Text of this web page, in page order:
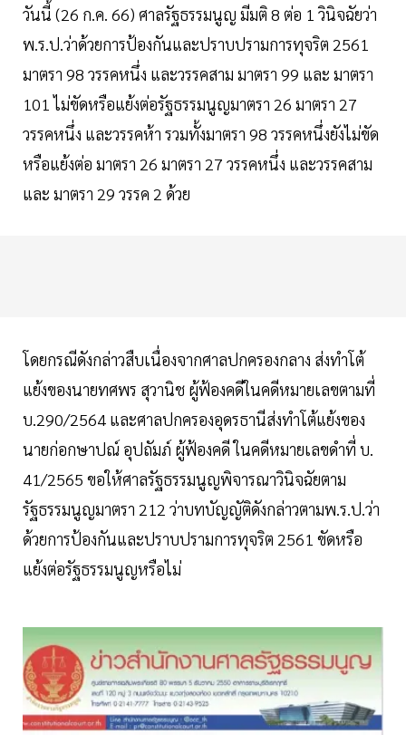
วันนี้ (26 ก.ค. 66) ศาลรัฐธรรมนูญ มีมติ 8 ต่อ 1 วินิจฉัยว่า
พ.ร.ป.ว่าด้วยการป้องกันและปราบปรามการทุจริต 2561
มาตรา 98 วรรคหนึ่ง และวรรคสาม มาตรา 99 และ มาตรา
101 ไม่ขัดหรือแย้งต่อรัฐธรรมนูญมาตรา 26 มาตรา 27
วรรคหนึ่ง และวรรคห้า รวมทั้งมาตรา 98 วรรคหนึ่งยังไม่ขัด
หรือแย้งต่อ มาตรา 26 มาตรา 27 วรรคหนึ่ง และวรรคสาม
และ มาตรา 29 วรรค 2 ด้วย
โดยกรณีดังกล่าวสืบเนื่องจากศาลปกครองกลาง ส่งทำโต้
แย้งของนายทศพร สุวานิช ผู้ฟ้องคดีในคดีหมายเลขตามที่
บ.290/2564 และศาลปกครองอุดรธานีส่งทำโต้แย้งของ
นายก่อกษาปณ์ อุปถัมภ์ ผู้ฟ้องคดี ในคดีหมายเลขดำที่ บ.
41/2565 ขอให้ศาลรัฐธรรมนูญพิจารณาวินิจฉัยตาม
รัฐธรรมนูญมาตรา 212 ว่าบทบัญญัติดังกล่าวตามพ.ร.ป.ว่า
ด้วยการป้องกันและปราบปรามการทุจริต 2561 ขัดหรือ
แย้งต่อรัฐธรรมนูญหรือไม่